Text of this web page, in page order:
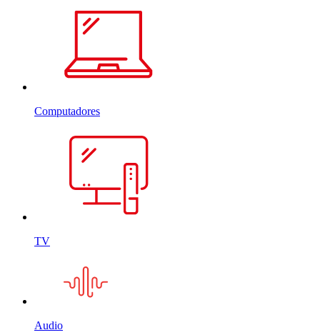
Computadores
TV
Audio